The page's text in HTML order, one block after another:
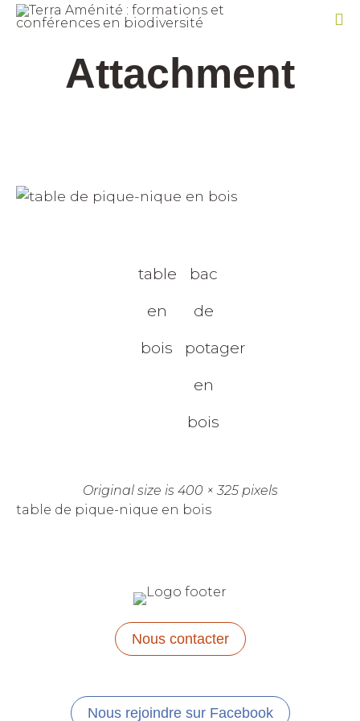
Attachment
table
en
bois
bac
de
potager
en
bois
Original size is 400 × 325pixels
table de pique-nique en bois
Nous contacter
Nous rejoindre sur Facebook